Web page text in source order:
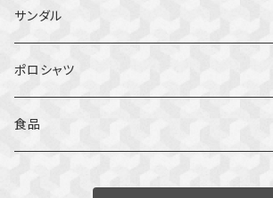
サンダル
ポロシャツ
食品